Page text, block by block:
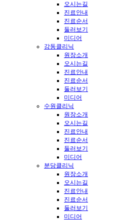
오시는길
진료안내
진료순서
둘러보기
미디어
강동클리닉
원장소개
오시는길
진료안내
진료순서
둘러보기
미디어
수원클리닉
원장소개
오시는길
진료안내
진료순서
둘러보기
미디어
분당클리닉
원장소개
오시는길
진료안내
진료순서
둘러보기
미디어